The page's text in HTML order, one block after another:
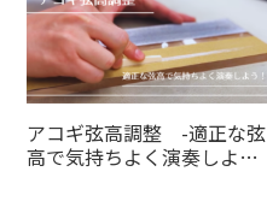
アコギ弦高調整 -適正な弦
高で気持ちよく演奏しよ